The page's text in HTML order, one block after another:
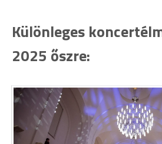
Különleges
2025 őszre: